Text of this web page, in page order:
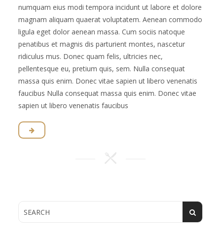
numquam eius modi tempora incidunt ut labore et dolore
magnam aliquam quaerat voluptatem. Aenean commodo
ligula eget dolor aenean massa. Cum sociis natoque
penatibus et magnis dis parturient montes, nascetur
ridiculus mus. Donec quam felis, ultricies nec,
pellentesque eu, pretium quis, sem. Nulla consequat
massa quis enim. Donec vitae sapien ut libero venenatis
faucibus Nulla consequat massa quis enim. Donec vitae
sapien ut libero venenatis faucibus